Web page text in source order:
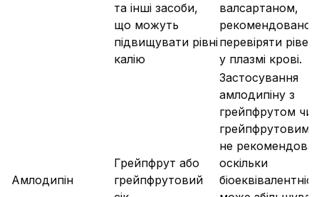
та інші засоби,
що можуть
підвищувати рівні
калію
валсартаном,
рекомендовано
перевіряти
у плазмі крові.
Амлодипін
Грейпфрут або
грейпфрутовий
Застосування
амлодипіну з
грейпфрутом чи
грейпфрутовим
не
оскільки